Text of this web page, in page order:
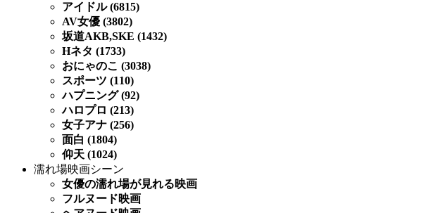
アイドル (6815)
AV女優 (3802)
坂道AKB,SKE (1432)
Hネタ (1733)
おにゃのこ (3038)
スポーツ (110)
ハプニング (92)
ハロプロ (213)
女子アナ (256)
面白 (1804)
仰天 (1024)
濡れ場映画シーン
女優の濡れ場が見れる映画
フルヌード映画